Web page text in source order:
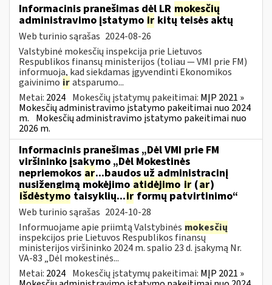
Informacinis pranešimas dėl LR mokesčių
administravimo įstatymo ir kitų teisės aktų
Web turinio sąrašas 2024-08-26
Valstybinė mokesčių inspekcija prie Lietuvos
Respublikos finansų ministerijos (toliau — VMI prie FM)
informuoja, kad siekdamas įgyvendinti Ekonomikos
gaivinimo iratsparumo...
Metai: 2024 Mokesčių įstatymų pakeitimai: MĮP 2021 »
Mokesčių administravimo įstatymo pakeitimai nuo 2024
m. Mokesčių administravimo įstatymo pakeitimai nuo
2026 m.
Informacinis pranešimas „Dėl VMI prie FM
viršininko įsakymo „Dėl Mokestinės
nepriemokos ar...baudos už administracinį
nusižengimą mokėjimo atidėjimo ir (ar)
išdėstymo taisyklių...irformų patvirtinimo“
Web turinio sąrašas 2024-10-28
Informuojame apie priimtą Valstybinės mokesčių
inspekcijos prie Lietuvos Respublikos finansų
ministerijos viršininko 2024 m. spalio 23 d. įsakymą Nr.
VA-83 „Dėl mokestinės...
Metai: 2024 Mokesčių įstatymų pakeitimai: MĮP 2021 »